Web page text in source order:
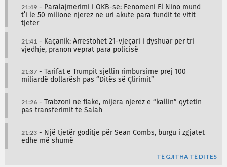
21:49 - Paralajmërimi i OKB-së: Fenomeni El Nino mund
t’i lë 50 milionë njerëz në uri akute para fundit të vitit
tjetër
21:41 - Kaçanik: Arrestohet 21-vjeçari i dyshuar për tri
vjedhje, pranon veprat para policisë
21:37 - Tarifat e Trumpit sjellin rimbursime prej 100
miliardë dollarësh pas “Ditës së Çlirimit”
21:26 - Trabzoni në flakë, mijëra njerëz e “kallin” qytetin
pas transferimit të Salah
21:23 - Një tjetër goditje për Sean Combs, burgu i zgjatet
edhe më shumë
TË GJITHA TË DITËS